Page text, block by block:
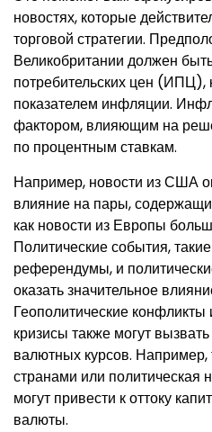
новостях, которые
торговой стратегии.
Великобритании должен
потребительских цен (ИПЦ),
показателем инфляции.
фактором, влияющим на
по процентным ставкам.
Например, новости из США
влияние на пары,
как новости из Европы
Политические события,
референдумы, и
оказать значительное
Геополитические
кризисы также могут
валютных курсов.
странами или политическая
могут привести к оттоку
валюты.